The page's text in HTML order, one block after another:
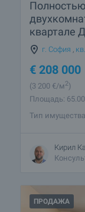
квартале
г. София
€ 208 000
(3 200 €/м2)
Площадь:
Тип
Кирил
ПРОДАЖА